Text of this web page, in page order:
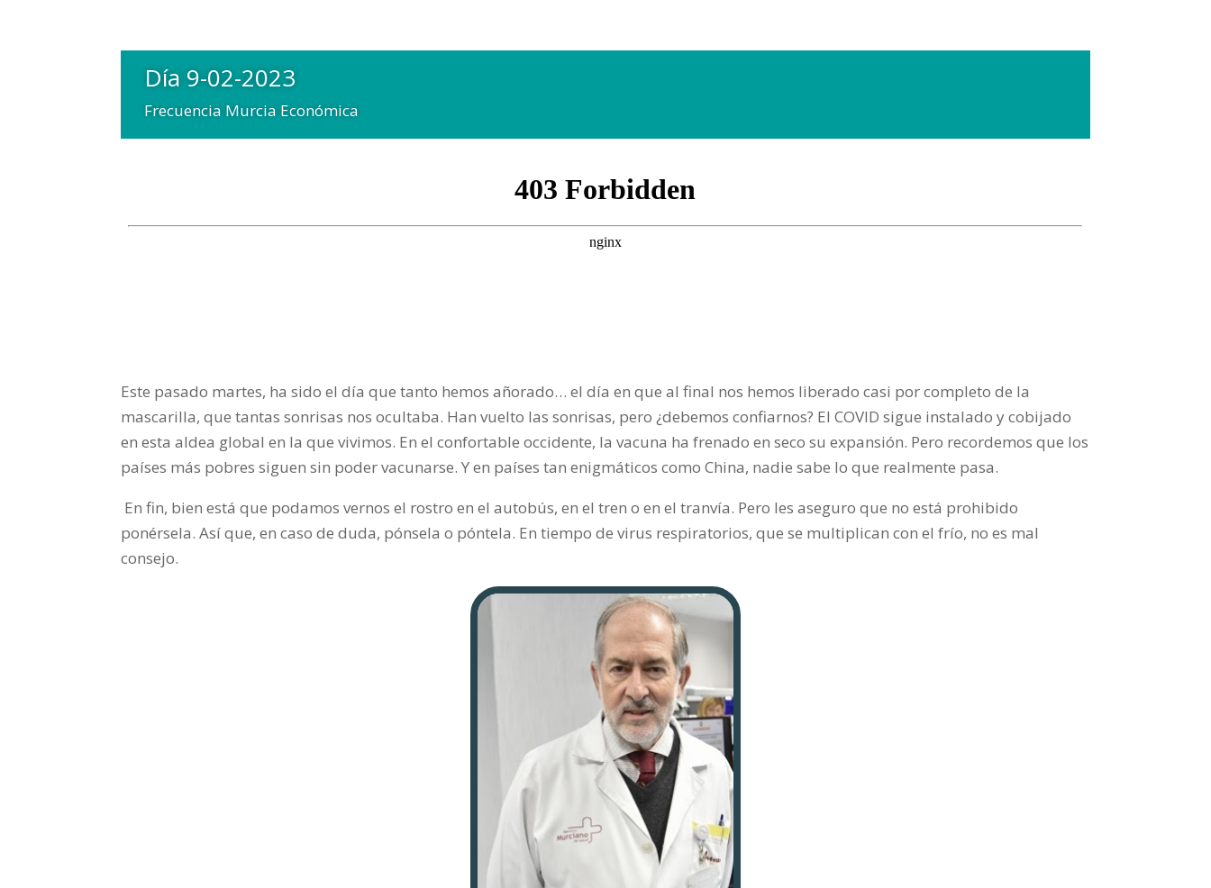
Día 9-02-2023
Frecuencia Murcia Económica
Este pasado martes, ha sido el día que tanto hemos añorado… el día en que al final nos hemos liberado casi por completo de la
mascarilla, que tantas sonrisas nos ocultaba. Han vuelto las sonrisas, pero ¿debemos confiarnos? El COVID sigue instalado y cobijado
en esta aldea global en la que vivimos. En el confortable occidente, la vacuna ha frenado en seco su expansión. Pero recordemos que los
países más pobres siguen sin poder vacunarse. Y en países tan enigmáticos como China, nadie sabe lo que realmente pasa.
En fin, bien está que podamos vernos el rostro en el autobús, en el tren o en el tranvía. Pero les aseguro que no está prohibido
ponérsela. Así que, en caso de duda, pónsela o póntela. En tiempo de virus respiratorios, que se multiplican con el frío, no es mal
consejo.